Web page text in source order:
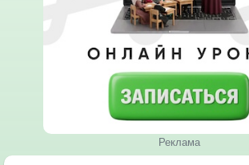
Реклама